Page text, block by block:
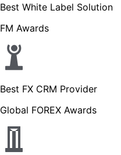
Best White Label Solution
FM Awards
Best FX CRM Provider
Global FOREX Awards